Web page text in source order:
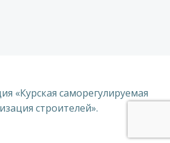
«Курская саморегулируемая
строителей».